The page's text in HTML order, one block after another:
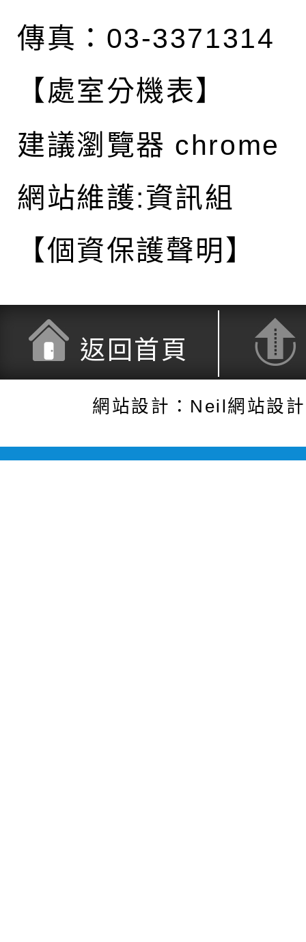
傳真：03-3371314
【處室分機表】
建議瀏覽器 chrome
網站維護:資訊組
【個資保護聲明】
返回首頁
網站設計：Neil網站設